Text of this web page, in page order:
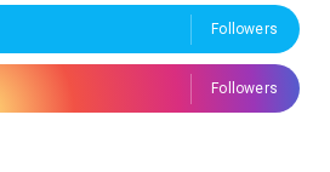
Followers
Followers